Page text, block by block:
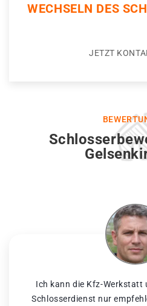
WECHSELN DES
JETZT
Ich kann die Kfz-Werkstatt
Schlosserdienst nur